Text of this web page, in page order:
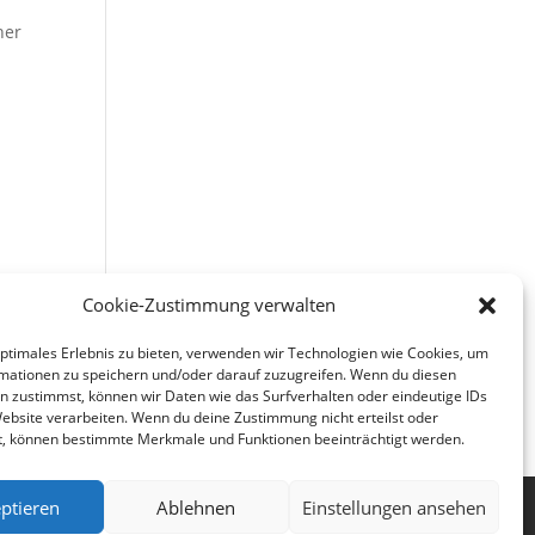
Cookie-Zustimmung verwalten
Erlebnis zu bieten, verwenden wir Technologien wie Cookies, um
zu speichern und/oder darauf zuzugreifen. Wenn du diesen
zustimmst, können wir Daten wie das Surfverhalten oder eindeutige IDs
verarbeiten. Wenn du deine Zustimmung nicht erteilst oder
können bestimmte Merkmale und Funktionen beeinträchtigt werden.
Ablehnen Einstellungen ansehen